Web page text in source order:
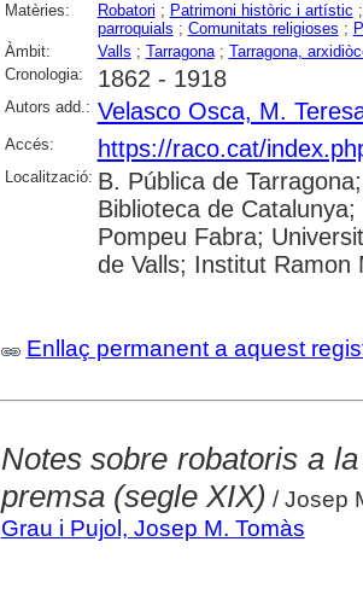
Matèries: Robatori ; Patrimoni històric i artístic
parroquials ; Comunitats religioses ;
Àmbit:
Valls ; Tarragona; Tarragona,
Cronologia:
1862 - 1918
Autors add.: Velasco Osca, M.
Accés: https://raco.cat/
Localització: B. Pública de
Biblioteca de
Pompeu Fabra;
de Valls; Institut Ramon
Enllaç permanent a aquest
Notes sobre robatoris a
premsa (segle XIX) / Josep
Grau i Pujol, Josep M. Tomàs